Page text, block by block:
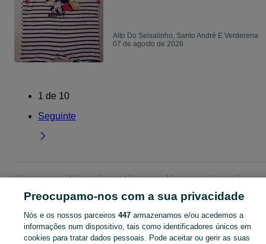
Alto Do Seixalinho, Santo André E Verderena
07 de agosto de 2026
1 de 10
Seguinte
Página principal Bebé e Criança Roupinhas
Roupinhas - Setúbal
CATEGORIA
Preocupamo-nos com a sua privacidade
Nós e os nossos parceiros 447armazenamos e/ou acedemos a
informações num dispositivo, tais como identificadores únicos em
cookies para tratar dados pessoais. Pode aceitar ou gerir as suas